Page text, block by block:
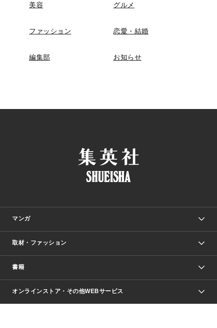
美容 グルメ
ファッション 恋愛・結婚
編集部 お知らせ
マンガ
少年マンガ
Vジャンプ
週刊ヤングジャンプ
少女マンガ
取材・ファッション
Seventeen
芸能・情報・スポーツ
書籍
文芸・文庫・総合
オンラインストア・その他WEBサービス